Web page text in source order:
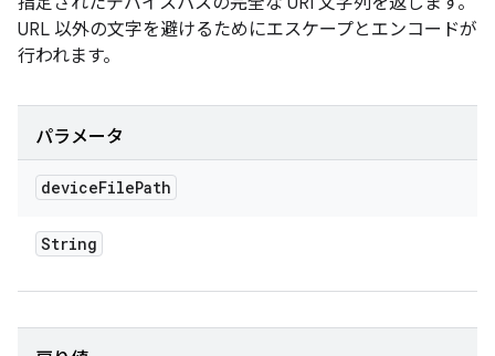
URL 以外の文字を避けるためにエスケープとエンコードが
行われます。
パラメータ
deviceFilePath
String